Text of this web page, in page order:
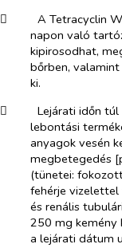
​
A Tetracyclin
napon való
kipirosodhat,
bőrben,
ki.
​
Lejárati időn
lebontási
anyagok vesén
megbetegedés
(tünetei:
fehérje vizelettel
és renális
250 mg kemény
a lejárati dátum